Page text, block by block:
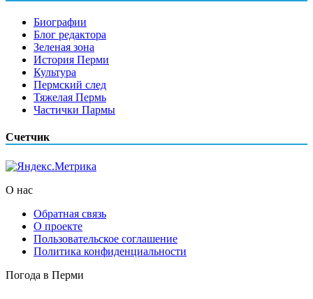
Биографии
Блог редактора
Зеленая зона
История Перми
Культура
Пермский след
Тяжелая Пермь
Частички Пармы
Счетчик
О нас
Обратная связь
О проекте
Пользовательское соглашение
Политика конфиденциальности
Погода в Перми